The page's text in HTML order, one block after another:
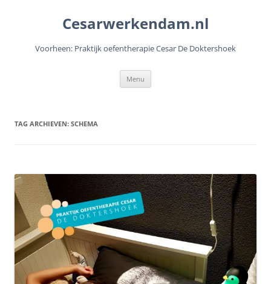
Cesarwerkendam.nl
Voorheen: Praktijk oefentherapie Cesar De Doktershoek
Menu
TAG ARCHIEVEN: SCHEMA